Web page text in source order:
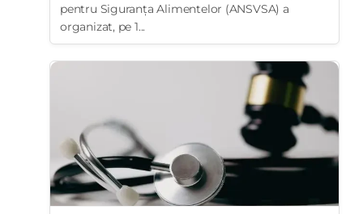
pentru Siguranța Alimentelor (ANSVSA) a
organizat, pe 1...